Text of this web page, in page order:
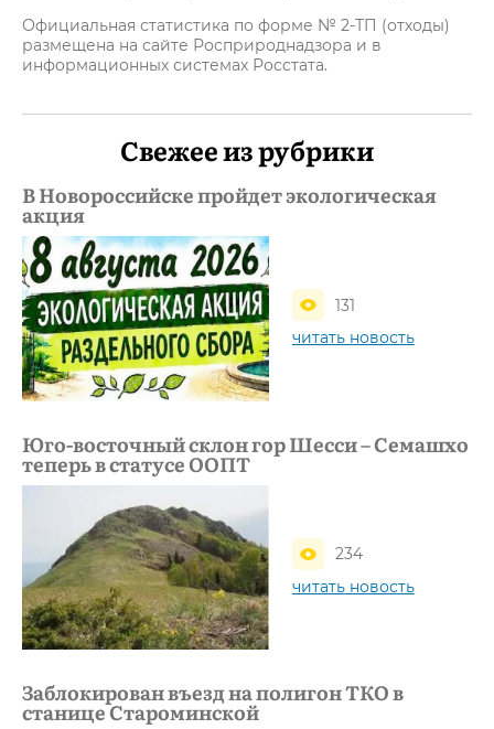
Официальная статистика по форме № 2-ТП (отходы)
размещена на сайте Росприроднадзора и в
информационных системах Росстата.
Свежее из рубрики
В Новороссийске пройдет экологическая
акция
131
читать новость
Юго-восточный склон гор Шесси – Семашхо
теперь в статусе ООПТ
234
читать новость
Заблокирован въезд на полигон ТКО в
станице Староминской